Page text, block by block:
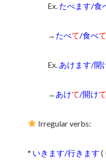
Ex. たべます/食
→ たべて/食べて
Ex. あけます/開
→ あけて/開けて
Irregular verbs:
* いきます/行きます (